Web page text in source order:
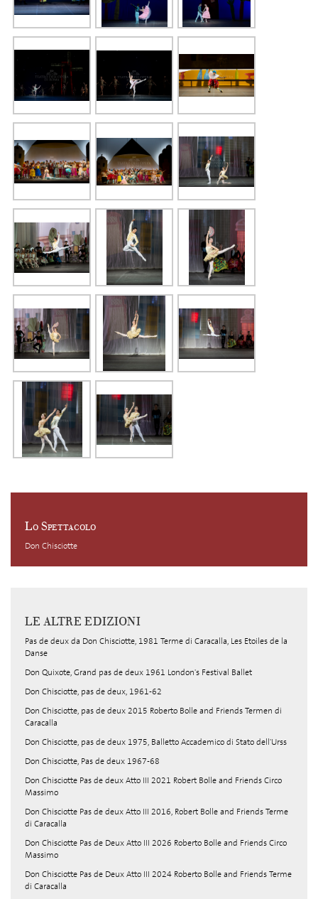
Lo Spettacolo
Don Chisciotte
LE ALTRE EDIZIONI
Pas de deux da Don Chisciotte, 1981 Terme di Caracalla, Les Etoiles de la
Danse
Don Quixote, Grand pas de deux 1961 London's Festival Ballet
Don Chisciotte, pas de deux, 1961-62
Don Chisciotte, pas de deux 2015 Roberto Bolle and Friends Termen di
Caracalla
Don Chisciotte, pas de deux 1975, Balletto Accademico di Stato dell'Urss
Don Chisciotte, Pas de deux 1967-68
Don Chisciotte Pas de deux Atto III 2021 Robert Bolle and Friends Circo
Massimo
Don Chisciotte Pas de deux Atto III 2016, Robert Bolle and Friends Terme
di Caracalla
Don Chisciotte Pas de Deux Atto III 2026 Roberto Bolle and Friends Circo
Massimo
Don Chisciotte Pas de Deux Atto III 2024 Roberto Bolle and Friends Terme
di Caracalla